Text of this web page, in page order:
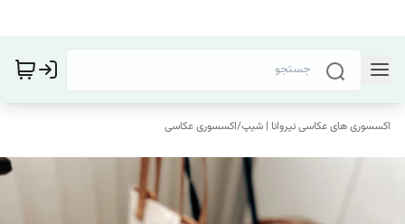
اکسسوری های عکاسی نیروانا | شیپ/اکسسوری عکاسی